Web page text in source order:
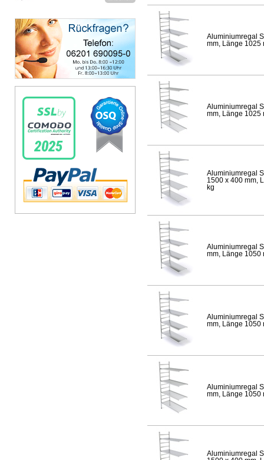
Aluminiumregal
mm, Länge 1025
Aluminiumregal
mm, Länge 1025
Aluminiumregal
1500 x 400 mm,
kg
Aluminiumregal
mm, Länge 1050
Aluminiumregal
mm, Länge 1050
Aluminiumregal
mm, Länge 1050
Aluminiumregal